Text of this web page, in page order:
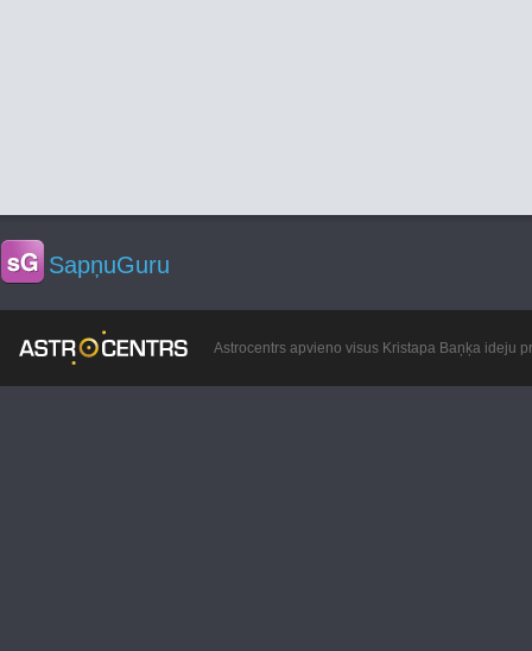
SapņuGuru
Astrocentrs apvieno visus Kristapa Baņķa ideju